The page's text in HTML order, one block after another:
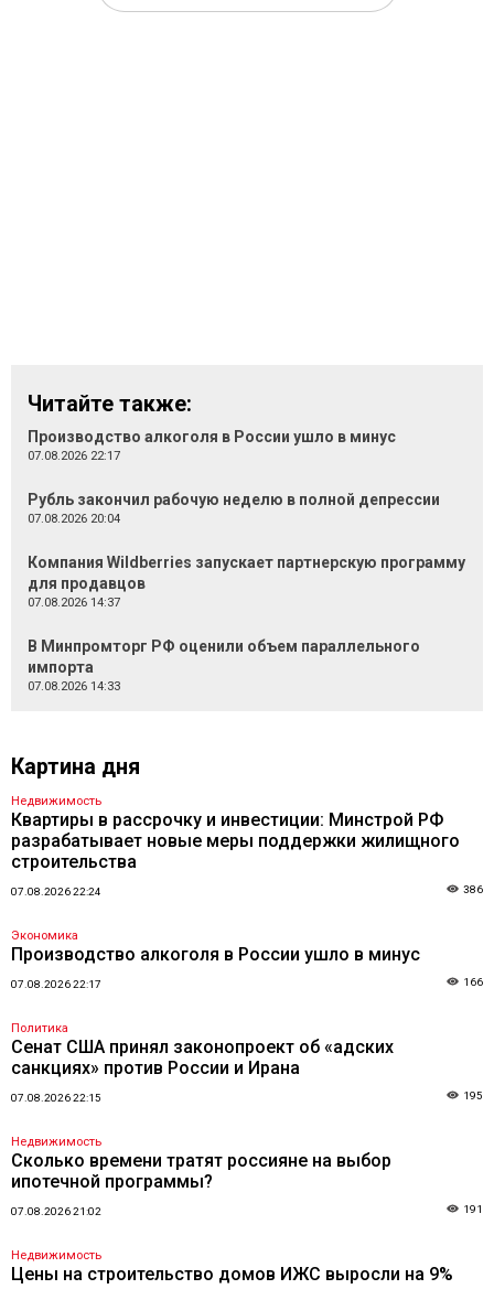
Читайте также:
Производство алкоголя в России ушло в минус
07.08.2026 22:17
Рубль закончил рабочую неделю в полной депрессии
07.08.2026 20:04
Компания Wildberries запускает партнерскую программу
для продавцов
07.08.2026 14:37
В Минпромторг РФ оценили объем параллельного
импорта
07.08.2026 14:33
Картина дня
Недвижимость
Квартиры в рассрочку и инвестиции: Минстрой РФ
разрабатывает новые меры поддержки жилищного
строительства
07.08.2026 22:24 386
Экономика
Производство алкоголя в России ушло в минус
07.08.2026 22:17 166
Политика
Сенат США принял законопроект об «адских
санкциях» против России и Ирана
07.08.2026 22:15 195
Недвижимость
Сколько времени тратят россияне на выбор
ипотечной программы?
07.08.2026 21:02 191
Недвижимость
Цены на строительство домов ИЖС выросли на 9%